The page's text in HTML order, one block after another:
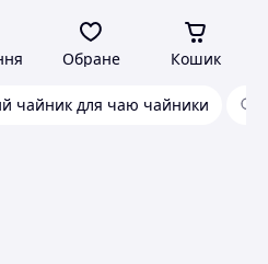
Обране Кошик
чайник для чаю чайники